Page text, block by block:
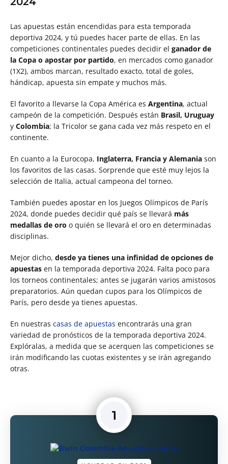
Las apuestas están encendidas para esta temporada
deportiva 2024, y tú puedes hacer parte de ellas. En las
competiciones continentales puedes decidir el ganador de
la Copa o apostar por partido, en mercados como ganador
(1X2), ambos marcan, resultado exacto, total de goles,
hándicap, apuesta sin empate y muchos más.
El favorito a llevarse la Copa América es Argentina, actual
campeón de la competición. Después están Brasil, Uruguay
y Colombia; la Tricolor se gana cada vez más respeto en el
continente.
En cuanto a la Eurocopa, Inglaterra, Francia y Alemania son
los favoritos de las casas. Sorprende que esté muy lejos la
selección de Italia, actual campeona del torneo.
También puedes apostar en los Juegos Olímpicos de París
2024, donde puedes decidir qué país se llevará más
medallas de oro o quién se llevará el oro en determinadas
disciplinas.
Mejor dicho, desde ya tienes una infinidad de opciones de
apuestas en la temporada deportiva 2024. Falta poco para
los torneos continentales; antes se jugarán varios amistosos
preparatorios. Aún quedan cupos para los Olímpicos de
París, pero desde ya tienes apuestas.
En nuestras casas de apuestas encontrarás una gran
variedad de pronósticos de la temporada deportiva 2024.
Explóralas, a medida que se acerquen las competiciones se
irán modificando las cuotas existentes y se irán agregando
otras.
1